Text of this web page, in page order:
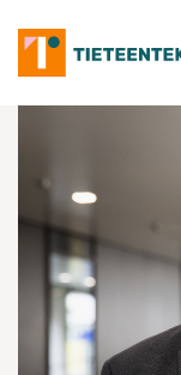
content